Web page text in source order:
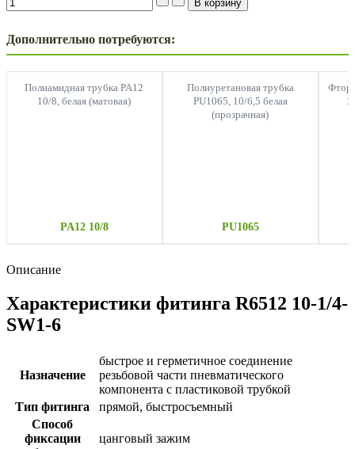
Дополнительно потребуются:
Полиамидная трубка PA12
10/8, белая (матовая)
PA12 10/8
Полиуретановая трубка
PU1065, 10/6,5 белая
(прозрачная)
PU1065
Описание
Характеристики фитинга R6512 10-1/4-
SW1-6
Назначение
быстрое и герметичное соединение
резьбовой части пневматического
компонента с пластиковой трубкой
Тип фитинга
прямой, быстросъемный
Способ
фиксации
цанговый зажим